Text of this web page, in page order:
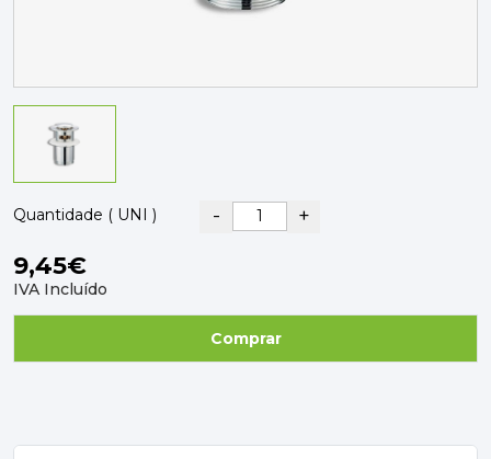
DYRUP
SKIL
Quantidade ( UNI ) - +
9,45€
IVA Incluído
Comprar